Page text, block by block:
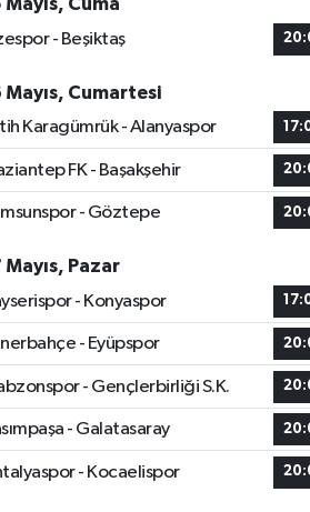
Mayıs, Cuma
- Beşiktaş
Mayıs, Cumartesi
Karagümrük - Alanyaspor
FK - Başakşehir
- Göztepe
Mayıs, Pazar
- Konyaspor
- Eyüpspor
- Gençlerbirliği S.K.
- Galatasaray
- Kocaelispor